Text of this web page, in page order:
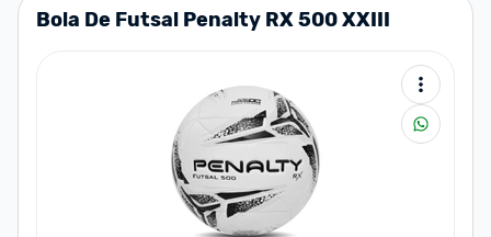
Bola De Futsal Penalty RX 500 XXIII